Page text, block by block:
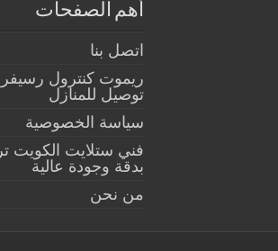
أهم الصفحات
اتصل بنا
ريموت كنترول
توصيل للمنازل
سياسة الخصوصية
فني ستلايت الكويت
بدقة وجودة عالية
من نحن